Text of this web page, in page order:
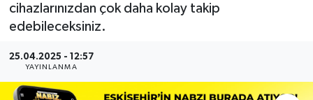
cihazlarınızdan çok daha kolay takip
edebileceksiniz.
25.04.2025 - 12:57
YAYINLANMA
Genel
Gündem
Kültür Sanat